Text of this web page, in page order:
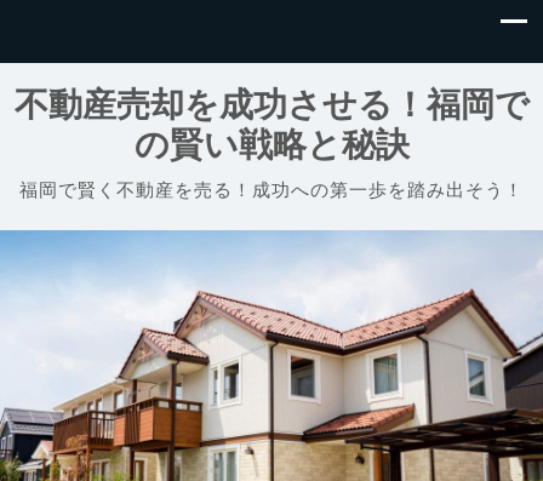
不動産売却を成功させる！福岡で
の賢い戦略と秘訣
福岡で賢く不動産を売る！成功への第一歩を踏み出そう！